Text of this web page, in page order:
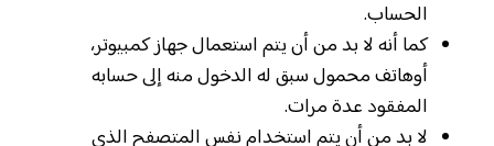
الحساب.
كما أنه لا بد من أن يتم استعمال جهاز كمبيوتر،
أوهاتف محمول سبق له الدخول منه إلى حسابه
المفقود عدة مرات.
لا بد من أن يتم استخدام نفس المتصفح الذي